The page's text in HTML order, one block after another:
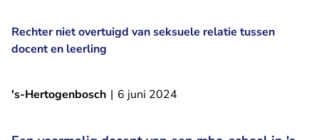
Rechter niet overtuigd van seksuele relatie tussen
docent en leerling
's-Hertogenbosch | 6 juni 2024